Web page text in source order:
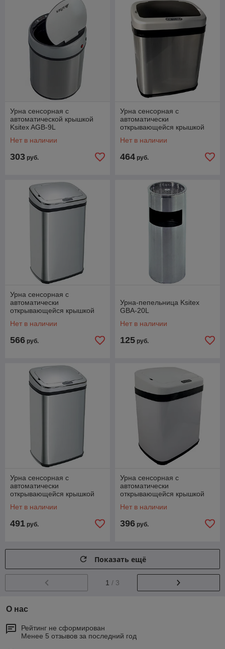
Урна сенсорная с
автоматической крышкой
Ksitex AGB-9L
Нет в наличии
303 руб.
Урна сенсорная с
автоматически
открывающейся крышкой
Нет в наличии
464 руб.
Урна сенсорная с
автоматически
открывающейся крышкой
Нет в наличии
566 руб.
Урна-пепельница Ksitex
GBA-20L
Нет в наличии
125 руб.
Урна сенсорная с
автоматически
открывающейся крышкой
Нет в наличии
491 руб.
Урна сенсорная с
автоматически
открывающейся крышкой
Нет в наличии
396 руб.
Показать ещё
1 / 3
О нас
Рейтинг не сформирован
Менее 5 отзывов за последний год